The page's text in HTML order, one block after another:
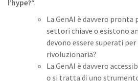
l’hype?“.
La GenAI è davvero
settori chiave o esistono
devono essere superati
rivoluzionaria?
La GenAI è davvero
o si tratta di uno